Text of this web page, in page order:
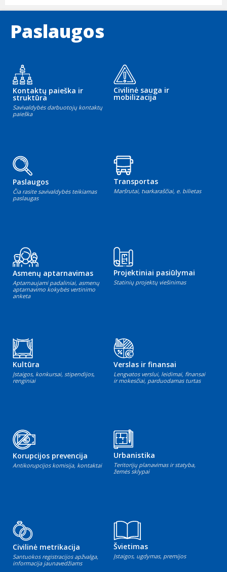
Paslaugos
Kontaktų paieška ir
struktūra
Savivaldybės darbuotojų kontaktų
paieška
Civilinė sauga ir
mobilizacija
Paslaugos
Čia rasite savivaldybės teikiamas
paslaugas
Transportas
Maršrutai, tvarkaraščiai, e. bilietas
Asmenų aptarnavimas
Aptarnaujami padaliniai, asmenų
aptarnavimo kokybės vertinimo
anketa
Projektiniai pasiūlymai
Statinių projektų viešinimas
Kultūra
Įstaigos, konkursai, stipendijos,
renginiai
Verslas ir finansai
Lengvatos verslui, leidimai, finansai
ir mokesčiai, parduodamas turtas
Korupcijos prevencija
Antikorupcijos komisija, kontaktai
Urbanistika
Teritorijų planavimas ir statyba,
žemės sklypai
Civilinė metrikacija
Santuokos registracijos apžvalga,
informacija jaunavedžiams
Švietimas
Įstaigos, ugdymas, premijos